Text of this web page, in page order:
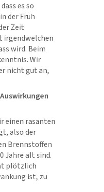
es so
der Früh
Zeit
irgendwelchen
wird. Beim
Wir
nicht gut an,
einen rasanten
also der
Brennstoffen
Jahre alt sind.
plötzlich
ist, zu